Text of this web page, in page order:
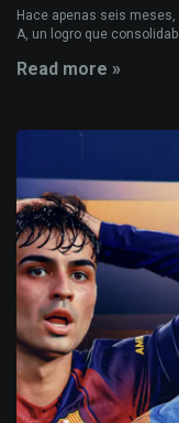
Hace apenas seis
A, un logro que
Read more »